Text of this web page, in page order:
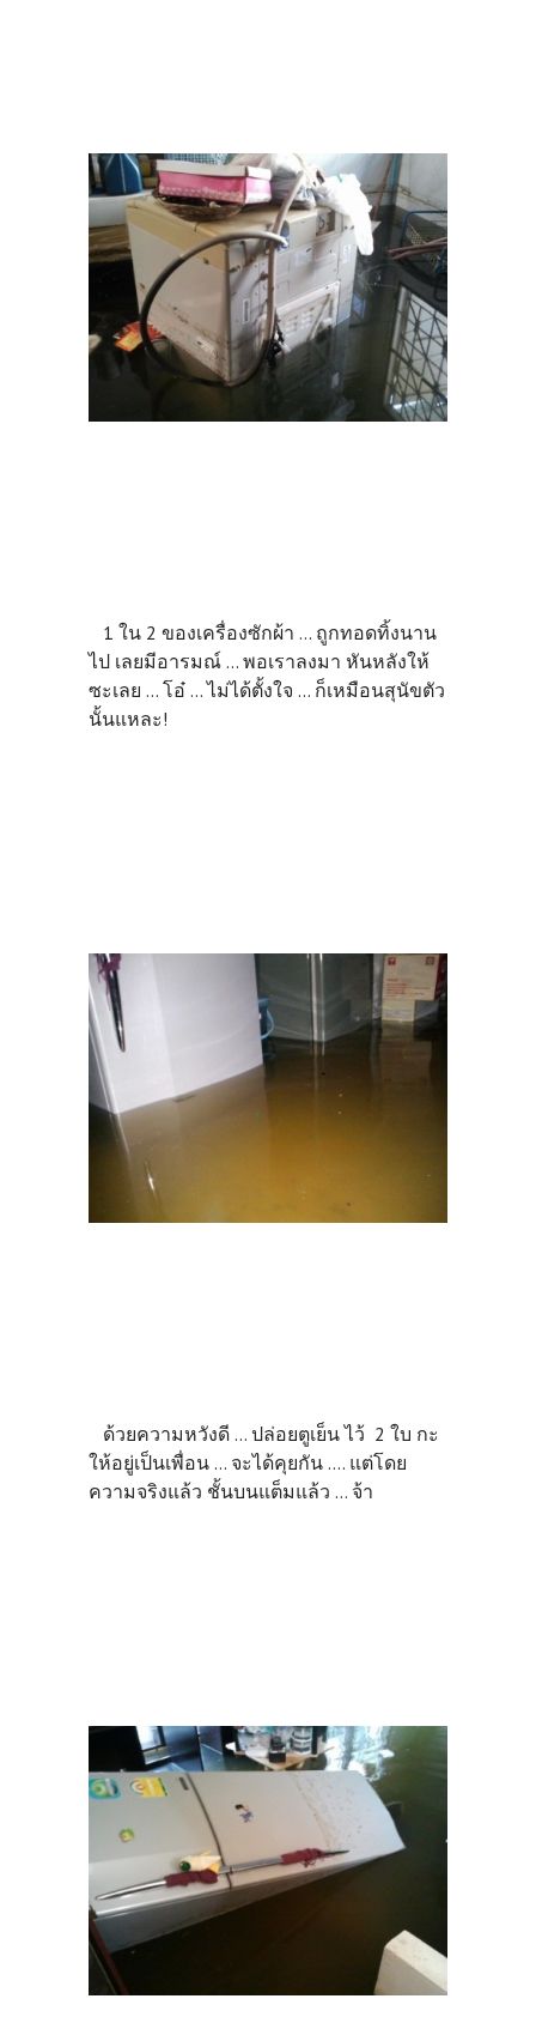
1 ใน 2 ของเครื่องซักผ้า ... ถูกทอดทิ้งนาน
ไป เลยมีอารมณ์ ... พอเราลงมา หันหลังให้
ซะเลย ... โอ๋ ... ไม่ได้ตั้งใจ ... ก็เหมือนสุนัขตัว
นั้นแหละ!
ด้วยความหวังดี ... ปล่อยตูเย็น ไว้ 2 ใบ กะ
ให้อยู่เป็นเพื่อน ... จะได้คุยกัน .... แต่โดย
ความจริงแล้ว ชั้นบนแต็มแล้ว ... จ้า